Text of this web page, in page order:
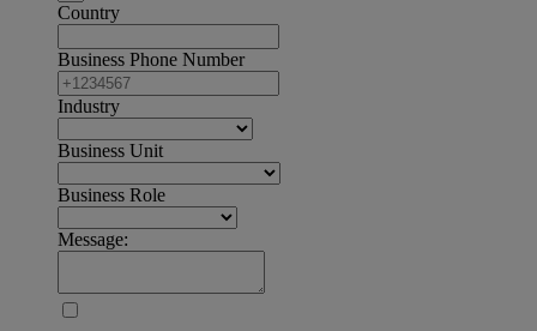
Country
Business Phone Number
Industry
Business Unit
Business Role
Message: